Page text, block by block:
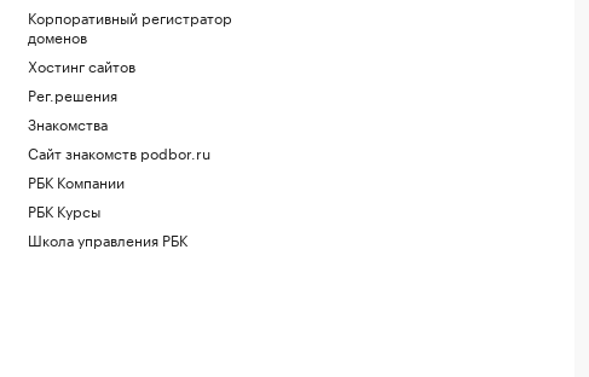
Корпоративный регистратор
доменов
Хостинг сайтов
Рег.решения
Знакомства
Сайт знакомств podbor.ru
РБК Компании
РБК Курсы
Школа управления РБК